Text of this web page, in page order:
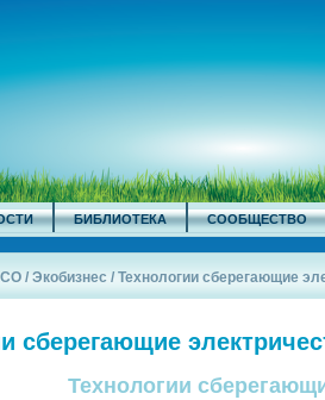
БИБЛИОТЕКА СООБЩЕСТВО
/Экобизнес /Технологии сберегающие
сберегающие
Технологии